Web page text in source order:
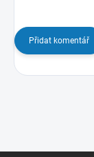
Přidat komentář